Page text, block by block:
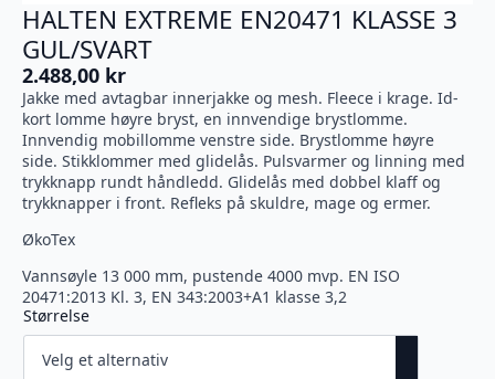
HALTEN EXTREME EN20471 KLASSE 3
GUL/SVART
2.488,00 kr
Jakke med avtagbar innerjakke og mesh. Fleece i krage. Id-
kort lomme høyre bryst, en innvendige brystlomme.
Innvendig mobillomme venstre side. Brystlomme høyre
side. Stikklommer med glidelås. Pulsvarmer og linning med
trykknapp rundt håndledd. Glidelås med dobbel klaff og
trykknapper i front. Refleks på skuldre, mage og ermer.
ØkoTex
Vannsøyle 13 000 mm, pustende 4000 mvp. EN ISO
20471:2013 Kl. 3, EN 343:2003+A1 klasse 3,2
Størrelse